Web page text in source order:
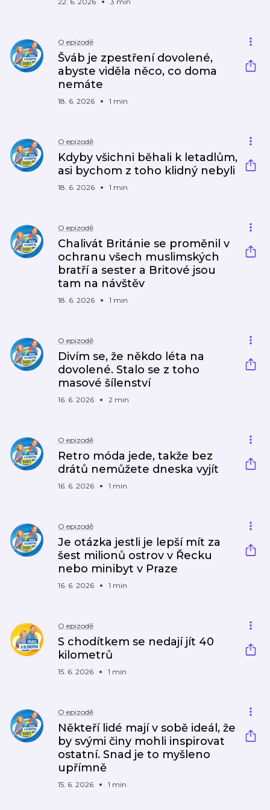
O epizodě
Šváb je zpestření dovolené,
abyste viděla něco, co doma
nemáte
18. 6. 2026 1 min
O epizodě
Kdyby všichni běhali k letadlům,
asi bychom z toho klidný nebyli
18. 6. 2026 1 min
O epizodě
Chalivát Británie se proměnil v
ochranu všech muslimských
bratří a sester a Britové jsou
tam na návštěv
18. 6. 2026 1 min
O epizodě
Divím se, že někdo léta na
dovolené. Stalo se z toho
masové šílenství
16. 6. 2026 2 min
O epizodě
Retro móda jede, takže bez
drátů nemůžete dneska vyjít
16. 6. 2026 1 min
O epizodě
Je otázka jestli je lepší mít za
šest milionů ostrov v Řecku
nebo minibyt v Praze
16. 6. 2026 1 min
O epizodě
S chodítkem se nedají jít 40
kilometrů
15. 6. 2026 1 min
O epizodě
Někteří lidé mají v sobě ideál, že
by svými činy mohli inspirovat
ostatní. Snad je to myšleno
upřímně
15. 6. 2026 1 min